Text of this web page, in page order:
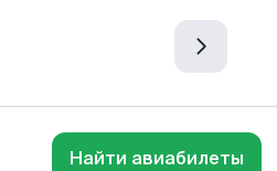
Найти авиабилеты